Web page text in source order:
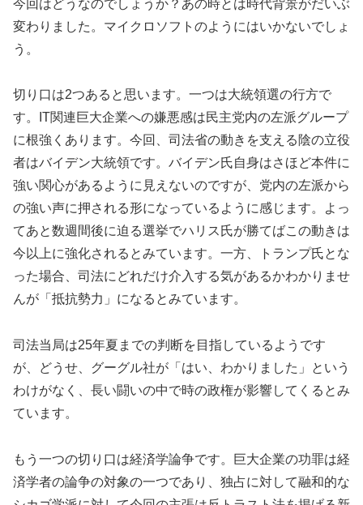
今回はどうなのでしょうか？あの時とは時代背景がだいぶ
変わりました。マイクロソフトのようにはいかないでしょ
う。
切り口は2つあると思います。一つは大統領選の行方で
す。IT関連巨大企業への嫌悪感は民主党内の左派グループ
に根強くあります。今回、司法省の動きを支える陰の立役
者はバイデン大統領です。バイデン氏自身はさほど本件に
強い関心があるように見えないのですが、党内の左派から
の強い声に押される形になっているように感じます。よっ
てあと数週間後に迫る選挙でハリス氏が勝てばこの動きは
今以上に強化されるとみています。一方、トランプ氏とな
った場合、司法にどれだけ介入する気があるかわかりませ
んが「抵抗勢力」になるとみています。
司法当局は25年夏までの判断を目指しているようです
が、どうせ、グーグル社が「はい、わかりました」という
わけがなく、長い闘いの中で時の政権が影響してくるとみ
ています。
もう一つの切り口は経済学論争です。巨大企業の功罪は経
済学者の論争の対象の一つであり、独占に対して融和的な